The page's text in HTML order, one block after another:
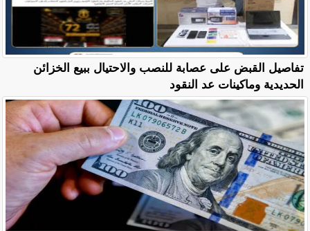
تفاصيل القبض على عصابة للنصب والاحتيال ببيع الخزائن
الحديدية وماكينات عد النقود